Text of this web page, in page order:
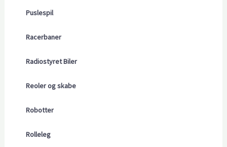
Puslespil
Racerbaner
Radiostyret Biler
Reoler og skabe
Robotter
Rolleleg